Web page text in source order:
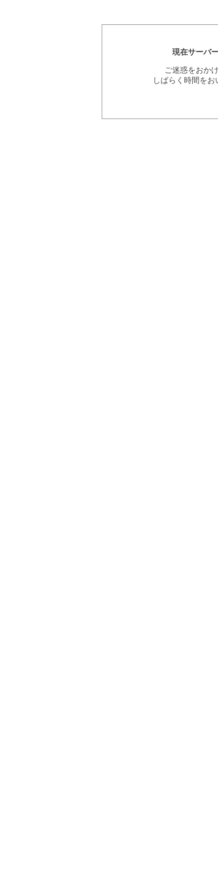
現在サーバ
ご迷惑をおか
しばらく時間を